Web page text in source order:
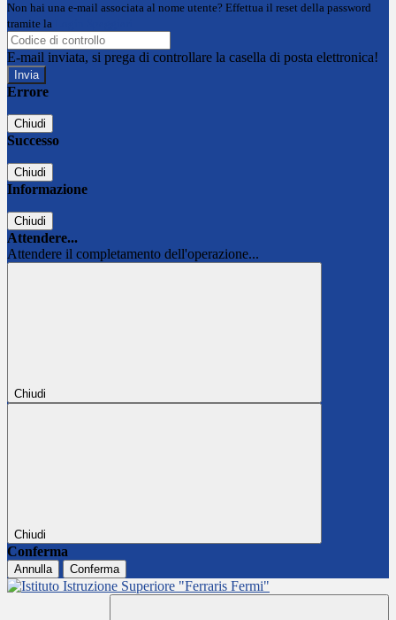
Non hai una e-mail associata al nome utente? Effettua il reset della password
tramite la
E-mail inviata, si prega di controllare la casella di posta elettronica!
Errore
Chiudi
Successo
Chiudi
Informazione
Chiudi
Attendere...
Attendere il completamento dell'operazione...
Chiudi
Chiudi
Conferma
Annulla Conferma